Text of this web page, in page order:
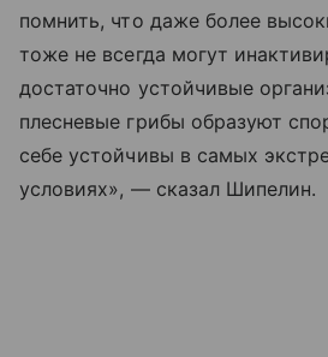
помнить, что даже более
тоже не всегда могут
достаточно устойчивые
плесневые грибы образуют
себе устойчивы в самых
условиях», — сказал Шипелин.